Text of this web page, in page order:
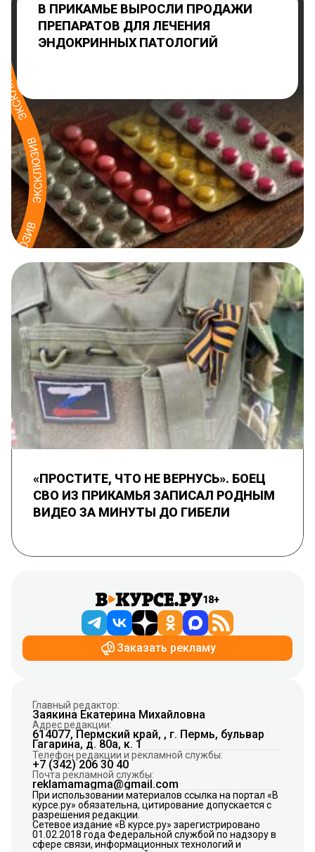
В ПРИКАМЬЕ ВЫРОСЛИ ПРОДАЖИ
ПРЕПАРАТОВ ДЛЯ ЛЕЧЕНИЯ
ЭНДОКРИННЫХ ПАТОЛОГИЙ
«ПРОСТИТЕ, ЧТО НЕ ВЕРНУСЬ». БОЕЦ
СВО ИЗ ПРИКАМЬЯ ЗАПИСАЛ РОДНЫМ
ВИДЕО ЗА МИНУТЫ ДО ГИБЕЛИ
18+
Заказать рекламу
Главный редактор:
Заякина Екатерина Михайловна
Адрес редакции:
614077, Пермский край, , г. Пермь, бульвар
Гагарина, д. 80а, к. 1
Телефон редакции и рекламной службы:
+7 (342) 206 30 40
Почта рекламной службы:
reklamamagma@gmail.com
При использовании материалов ссылка на портал «В
курсе.ру» обязательна, цитирование допускается с
разрешения редакции.
Сетевое издание «В курсе.ру» зарегистрировано
01.02.2018 года Федеральной службой по надзору в
сфере связи, информационных технологий и